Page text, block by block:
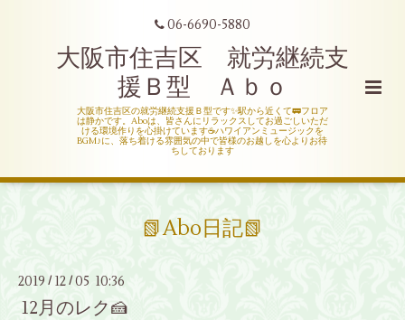
06-6690-5880
大阪市住吉区 就労継続支
援Ｂ型 Ａｂｏ
大阪市住吉区の就労継続支援Ｂ型です✨駅から近くて🚃フロア
は静かです。Aboは、皆さんにリラックスしてお過ごしいただ
ける環境作りを心掛けています☕ハワイアンミュージックを
BGM♪に、落ち着ける雰囲気の中で皆様のお越しを心よりお待
ちしております
📗Abo日記📗
2019 / 12 / 05 10:36
12月のレク🍰